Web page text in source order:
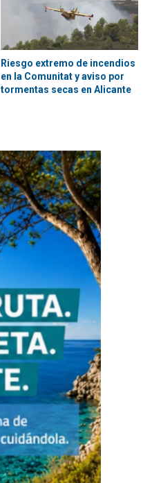
Riesgo extremo de incendios
en la Comunitat y aviso por
tormentas secas en Alicante